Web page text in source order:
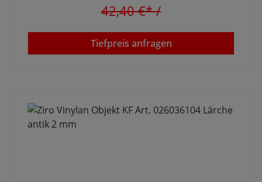
42,40 €*/
Tiefpreis anfragen